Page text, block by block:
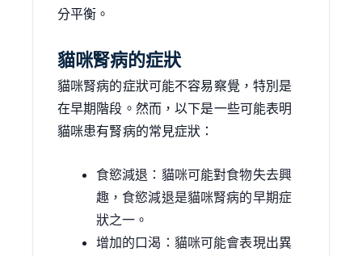
分平衡。
貓咪腎病的症狀
貓咪腎病的症狀可能不容易察覺，特別是
在早期階段。然而，以下是一些可能表明
貓咪患有腎病的常見症狀：
食慾減退：貓咪可能對食物失去興
趣，食慾減退是貓咪腎病的早期症
狀之一。
增加的口渴：貓咪可能會表現出異